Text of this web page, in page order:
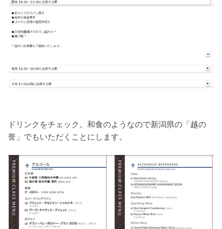
ドリンクをチェック。和食のようなので新潟県の「越の
誉」でもいただくことにします。